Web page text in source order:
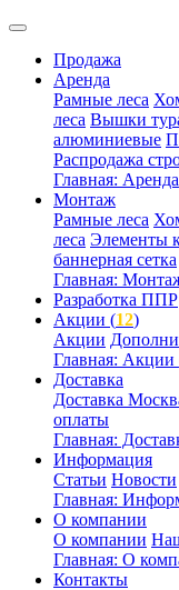
Продажа
Аренда
Рамные леса
леса Вышки
алюминиевые
Распродажа
Главная: Аренда
Монтаж
Рамные леса
леса Элементы
баннерная сетка
Главная:
Разработка ППР
Акции (12)
Акции
Главная: Акции
Доставка
Доставка
оплаты
Главная:
Информация
Статьи Новости
Главная:
О компании
О компании
Главная: О
Контакты